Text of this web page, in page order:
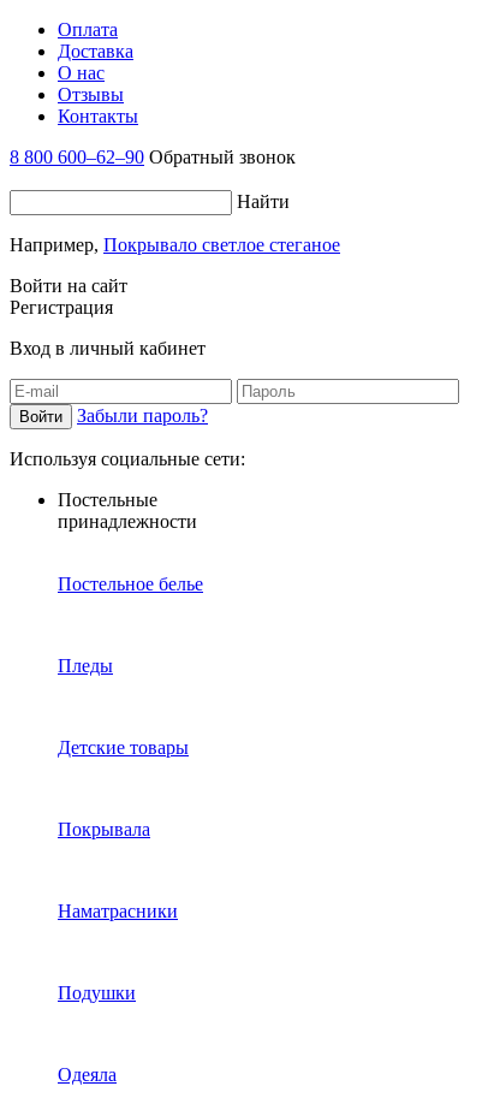
Оплата
Доставка
О нас
Отзывы
Контакты
8 800 600–62–90 Обратный звонок
Найти
Например, Покрывало светлое стеганое
Войти на сайт
Регистрация
Вход в личный кабинет
Забыли пароль?
Используя социальные сети:
Постельные
принадлежности
Постельное белье
Пледы
Детские товары
Покрывала
Наматрасники
Подушки
Одеяла